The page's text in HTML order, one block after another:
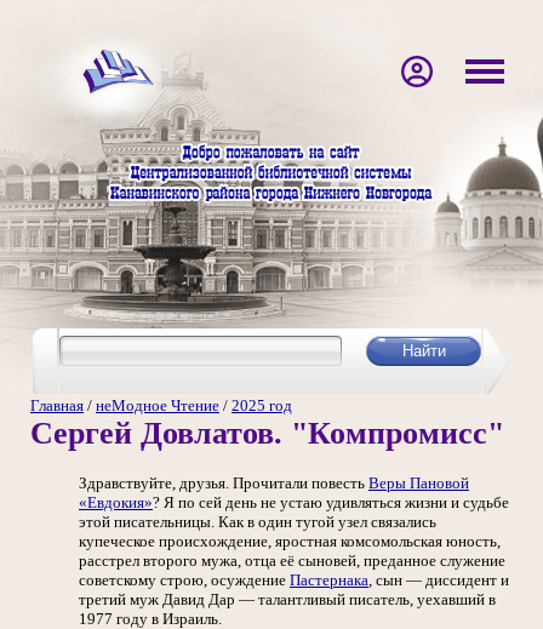
Главная / неМодное Чтение / 2025 год
Сергей Довлатов. "Компромисс"
Здравствуйте, друзья. Прочитали повесть Веры Пановой
«Евдокия»? Я по сей день не устаю удивляться жизни и судьбе
этой писательницы. Как в один тугой узел связались
купеческое происхождение, яростная комсомольская юность,
расстрел второго мужа, отца её сыновей, преданное служение
советскому строю, осуждение Пастернака, сын — диссидент и
третий муж Давид Дар — талантливый писатель, уехавший в
1977 году в Израиль.